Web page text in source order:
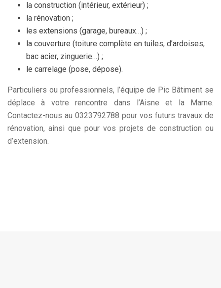
la construction (intérieur, extérieur) ;
la rénovation ;
les extensions (garage, bureaux…) ;
la couverture (toiture complète en tuiles, d’ardoises,
bac acier, zinguerie…) ;
le carrelage (pose, dépose).
Particuliers ou professionnels, l’équipe de Pic Bâtiment se
déplace à votre rencontre dans l’Aisne et la Marne.
Contactez-nous au 0323792788 pour vos futurs travaux de
rénovation, ainsi que pour vos projets de construction ou
d’extension.